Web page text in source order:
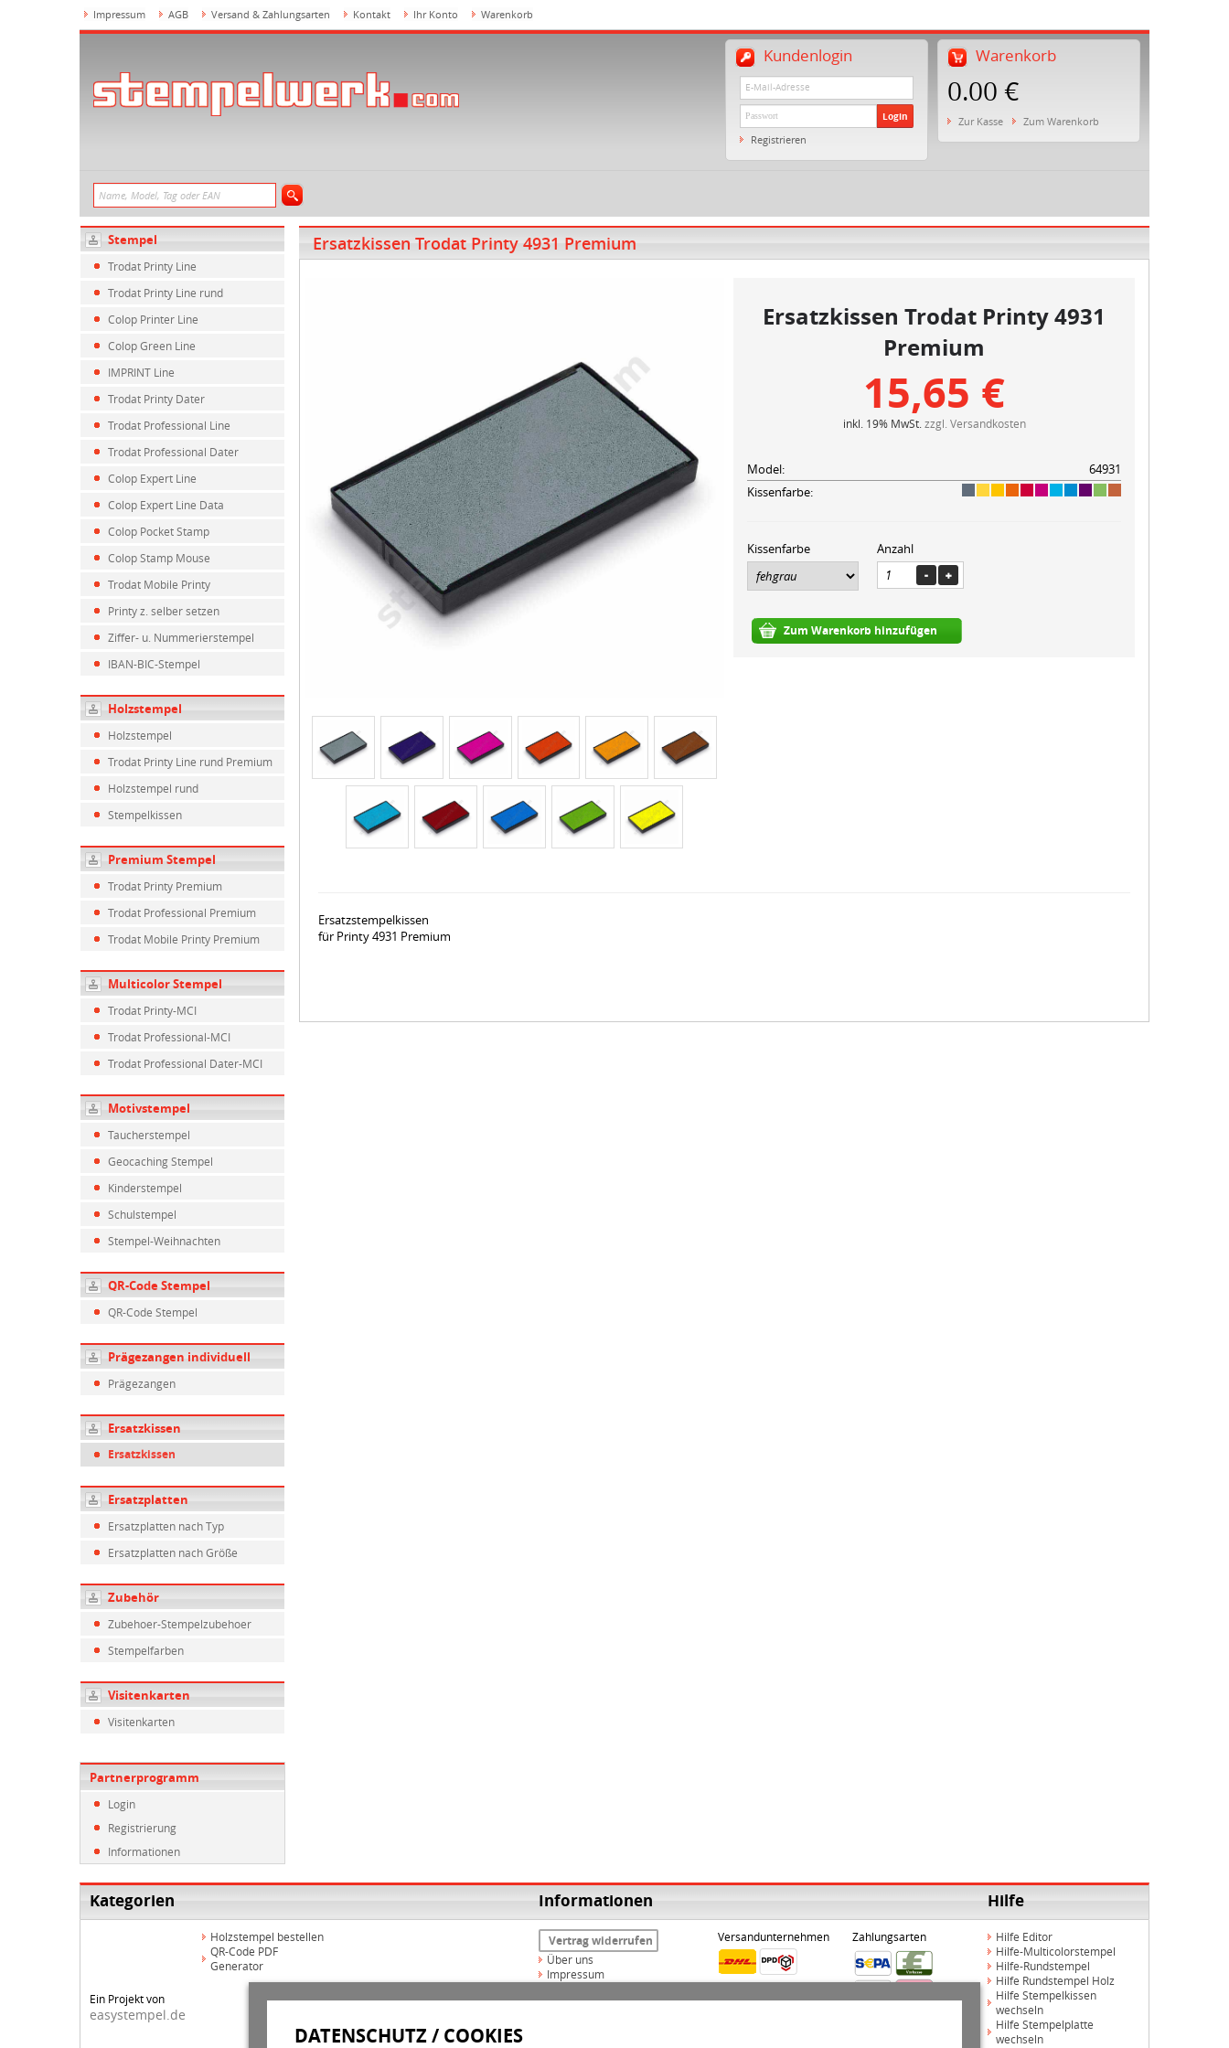
DATENSCHUTZ / COOKIES
Impressum AGB Versand & Zahlungsarten Kontakt Ihr Konto Warenkorb
Warenkorb
0.00 €
Zur Kasse Zum Warenkorb
Kundenlogin
Login
Registrieren
Stempel
Trodat Printy Line
Trodat Printy Line rund
Colop Printer Line
Colop Green Line
IMPRINT Line
Trodat Printy Dater
Trodat Professional Line
Trodat Professional Dater
Colop Expert Line
Colop Expert Line Data
Colop Pocket Stamp
Colop Stamp Mouse
Trodat Mobile Printy
Printy z. selber setzen
Ziffer- u. Nummerierstempel
IBAN-BIC-Stempel
Holzstempel
Holzstempel
Trodat Printy Line rund Premium
Holzstempel rund
Stempelkissen
Premium Stempel
Trodat Printy Premium
Trodat Professional Premium
Trodat Mobile Printy Premium
Multicolor Stempel
Trodat Printy-MCI
Trodat Professional-MCI
Trodat Professional Dater-MCI
Motivstempel
Taucherstempel
Geocaching Stempel
Kinderstempel
Schulstempel
Stempel-Weihnachten
QR-Code Stempel
QR-Code Stempel
Prägezangen individuell
Prägezangen
Ersatzkissen
Ersatzkissen
Ersatzplatten
Ersatzplatten nach Typ
Ersatzplatten nach Größe
Zubehör
Zubehoer-Stempelzubehoer
Stempelfarben
Visitenkarten
Visitenkarten
Partnerprogramm
Login
Registrierung
Informationen
Ersatzkissen Trodat Printy 4931 Premium
Ersatzkissen Trodat Printy 4931
Premium
15,65 €
inkl. 19% MwSt. zzgl. Versandkosten
Model:
64931
Kissenfarbe:
Kissenfarbe Anzahl
Zum Warenkorb hinzufügen
Ersatzstempelkissen
für Printy 4931 Premium
Kategorien Informationen Hilfe
Holzstempel bestellen
QR-Code PDF
Generator
Ein Projekt von
easystempel.de
Vertrag widerrufen
Über uns
Impressum
AGB
Versandunternehmen Zahlungsarten
Hilfe Editor
Hilfe-Multicolorstempel
Hilfe-Rundstempel
Hilfe Rundstempel Holz
Hilfe Stempelkissen
wechseln
Hilfe Stempelplatte
wechseln